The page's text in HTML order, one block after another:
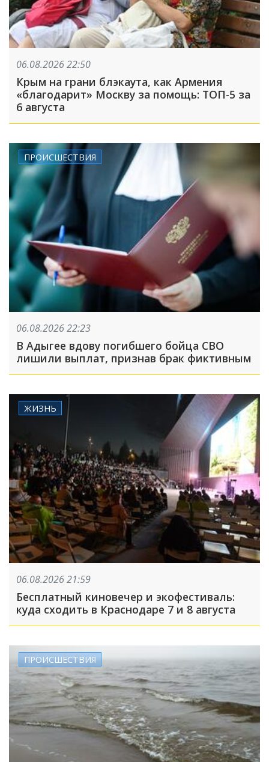
06.08.2026 22:50
Крым на грани блэкаута, как Армения
«благодарит» Москву за помощь: ТОП-5 за
6 августа
ПРОИСШЕСТВИЯ
06.08.2026 22:23
В Адыгее вдову погибшего бойца СВО
лишили выплат, признав брак фиктивным
ЖИЗНЬ
06.08.2026 21:59
Бесплатный киновечер и экофестиваль:
куда сходить в Краснодаре 7 и 8 августа
ПРОИСШЕСТВИЯ